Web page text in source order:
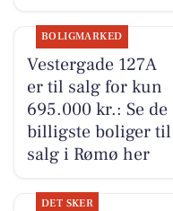
BOLIGMARKED
Vestergade 127A
er til salg for kun
695.000 kr.: Se de
billigste boliger til
salg i Rømø her
DET SKER